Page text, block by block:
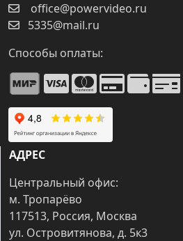
office@powervideo.ru
5335@mail.ru
Способы оплаты:
АДРЕС
Центральный офис:
м. Тропарёво
117513, Россия, Москва
ул. Островитянова, д. 5к3